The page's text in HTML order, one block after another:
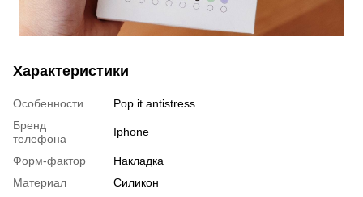
Характеристики
Особенности
Pop it antistress
Бренд
телефона
Iphone
Форм-фактор
Накладка
Материал
Силикон